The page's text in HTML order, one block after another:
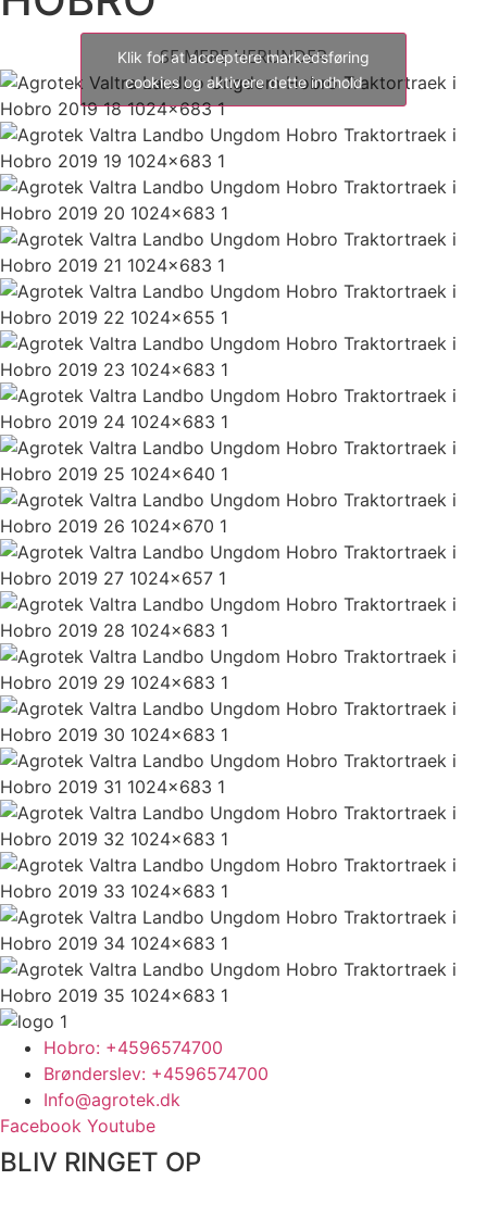
SE MERE HERUNDER
Klik for at acceptere markedsføring
cookies og aktivere dette indhold
Hobro: +4596574700
Brønderslev: +4596574700
Info@agrotek.dk
Facebook Youtube
BLIV RINGET OP​